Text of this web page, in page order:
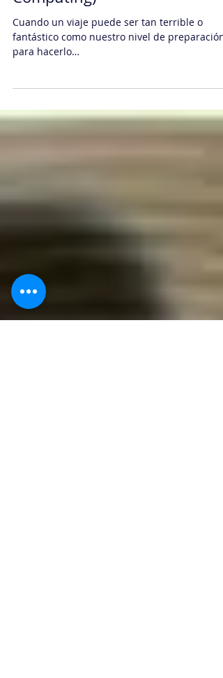
Estrategias Tecnología Informática
Un viaje lleno de interrogantes
en el tren a las nubes (Cloud
fantástico como nuestro nivel de preparación